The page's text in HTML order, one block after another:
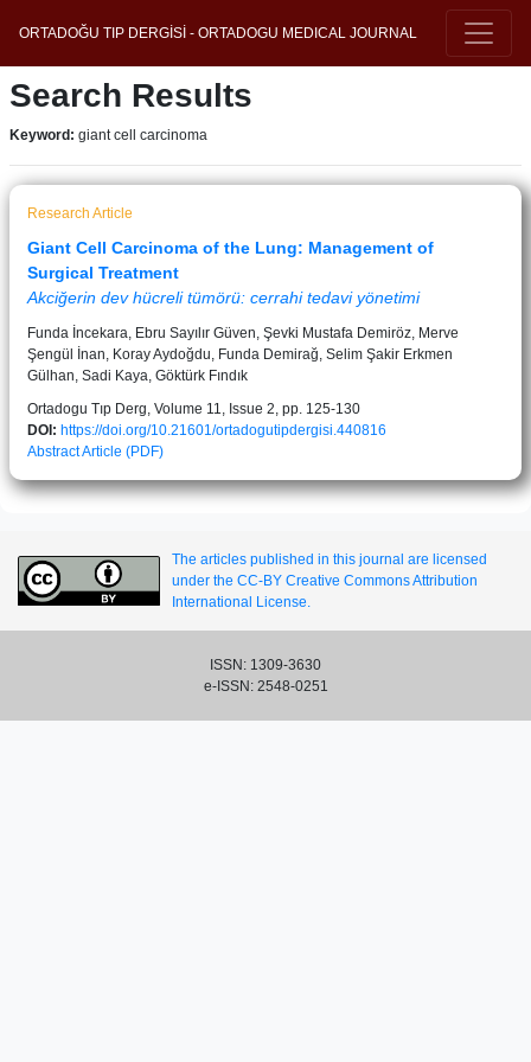
ORTADOĞU TIP DERGİSİ - ORTADOGU MEDICAL JOURNAL
Search Results
Keyword: giant cell carcinoma
Research Article
Giant Cell Carcinoma of the Lung: Management of
Surgical Treatment
Akciğerin dev hücreli tümörü: cerrahi tedavi yönetimi
Funda İncekara, Ebru Sayılır Güven, Şevki Mustafa Demiröz, Merve
Şengül İnan, Koray Aydoğdu, Funda Demirağ, Selim Şakir Erkmen
Gülhan, Sadi Kaya, Göktürk Fındık
Ortadogu Tıp Derg, Volume 11, Issue 2, pp. 125-130
DOI: https://doi.org/10.21601/ortadogutipdergisi.440816
AbstractArticle (PDF)
The articles published in this journal are licensed
under the CC-BY Creative Commons Attribution
International License.
ISSN: 1309-3630
e-ISSN: 2548-0251